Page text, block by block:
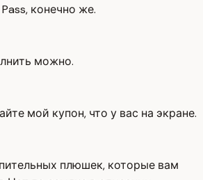
конечно же.
можно.
мой купон, что у вас на экране.
плюшек, которые вам